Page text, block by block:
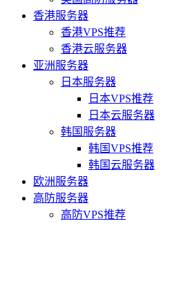
香港服务器
香港VPS推荐
香港云服务器
亚洲服务器
日本服务器
日本VPS推荐
日本云服务器
韩国服务器
韩国VPS推荐
韩国云服务器
欧洲服务器
高防服务器
高防VPS推荐